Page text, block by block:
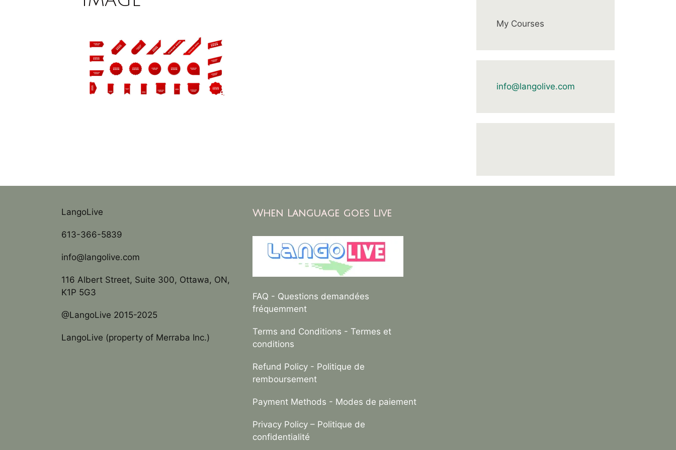
My Courses
info@langolive.com
LangoLive
613-366-5839
info@langolive.com
116 Albert Street, Suite 300, Ottawa, ON,
K1P 5G3
@LangoLive 2015-2025
LangoLive (property of Merraba Inc.)
When Language goes Live
FAQ - Questions demandées
fréquemment
Terms and Conditions - Termes et
conditions
Refund Policy - Politique de
remboursement
Payment Methods - Modes de paiement
Privacy Policy – Politique de
confidentialité